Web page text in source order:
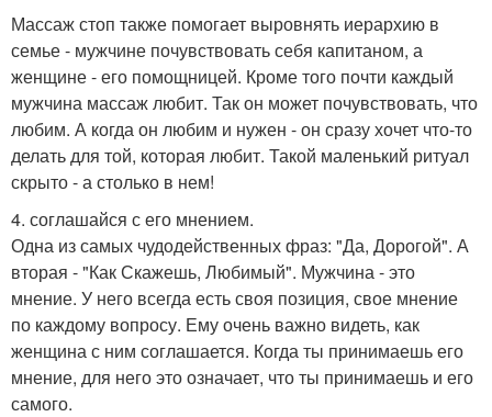
Массаж стоп также помогает выровнять иерархию в
семье - мужчине почувствовать себя капитаном, а
женщине - его помощницей. Кроме того почти каждый
мужчина массаж любит. Так он может почувствовать, что
любим. А когда он любим и нужен - он сразу хочет что-то
делать для той, которая любит. Такой маленький ритуал
скрыто - а столько в нем!
4. соглашайся с его мнением.
Одна из самых чудодейственных фраз: "Да, Дорогой". А
вторая - "Как Скажешь, Любимый". Мужчина - это
мнение. У него всегда есть своя позиция, свое мнение
по каждому вопросу. Ему очень важно видеть, как
женщина с ним соглашается. Когда ты принимаешь его
мнение, для него это означает, что ты принимаешь и его
самого.